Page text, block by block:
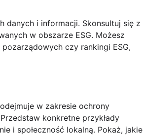
danych i informacji. Skonsultuj się z
w obszarze ESG. Możesz
czy rankingi ESG,
w zakresie ochrony
konkretne przykłady
i społeczność lokalną. Pokaż, jakie